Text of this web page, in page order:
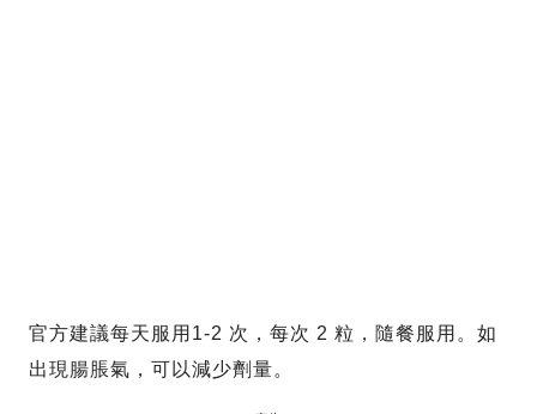
官方建議每天服用1-2 次，每次 2 粒，隨餐服用。如
出現腸脹氣，可以減少劑量。